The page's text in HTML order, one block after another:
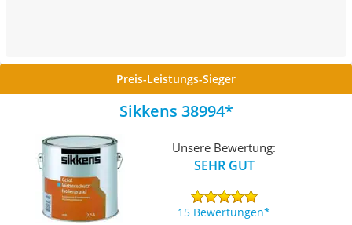
Preis-Leistungs-Sieger
Sikkens 38994
Unsere Bewertung:
SEHR GUT
15 Bewertungen